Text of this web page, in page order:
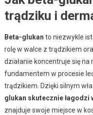
trądziku i
Beta-glukan to niezwykle
rolę w walce z trądzikiem
działanie koncentruje się
fundamentem w procesie
trądzikiem. Dzięki silnym
glukan skutecznie łagodzi
znajduje swoje miejsce w